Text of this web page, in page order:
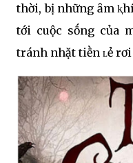
thời, bị những ȃm
tới cuộc sṓng của
tránh nhặt tiḕn ʟẻ